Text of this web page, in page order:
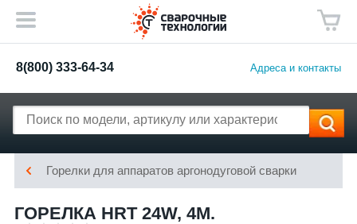
8(800) 333-64-34 Адреса и контакты
Горелки для аппаратов аргонодуговой сварки
ГОРЕЛКА HRT 24W, 4М.